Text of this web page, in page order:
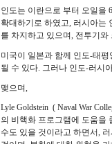
인도는 이란으로 부터 오일을
확대하기로 하였고, 러시아는
를 차지하고 있으며, 전투기와
미국이 일본과 함께 인도-태평
될 수 있다. 그러나 인도-러시
맺으며
Lyle Goldstein ( Naval War
의 비핵화 프로그램에 도움을
수도 있을 것이라고 하면서,